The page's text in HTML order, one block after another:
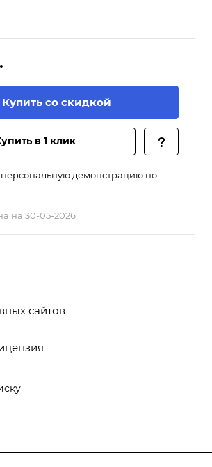
Купить со скидкой
в 1 клик
демонстрацию по
на 30-05-2026
сайтов